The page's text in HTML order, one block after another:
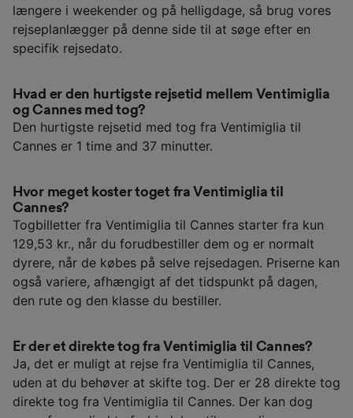
længere i weekender og på helligdage, så brug vores
rejseplanlægger på denne side til at søge efter en
specifik rejsedato.
Hvad er den hurtigste rejsetid mellem Ventimiglia
og Cannes med tog?
Den hurtigste rejsetid med tog fra Ventimiglia til
Cannes er 1 time and 37 minutter.
Hvor meget koster toget fra Ventimiglia til
Cannes?
Togbilletter fra Ventimiglia til Cannes starter fra kun
129,53 kr., når du forudbestiller dem og er normalt
dyrere, når de købes på selve rejsedagen. Priserne kan
også variere, afhængigt af det tidspunkt på dagen,
den rute og den klasse du bestiller.
Er der et direkte tog fra Ventimiglia til Cannes?
Ja, det er muligt at rejse fra Ventimiglia til Cannes,
uden at du behøver at skifte tog. Der er 28 direkte tog
direkte tog fra Ventimiglia til Cannes. Der kan dog